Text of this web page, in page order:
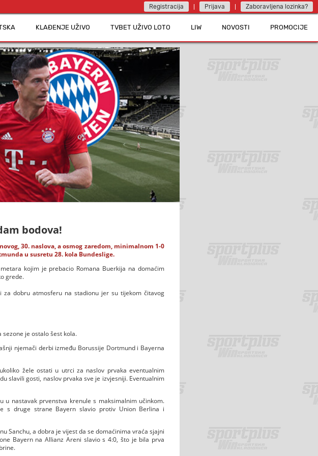
Registracija Prijava Zaboravljena lozinka?
KLAĐENJE UŽIVO TVBET UŽIVO LOTO LIW NOVOSTI PROMOCIJE
bodova!
30. naslova, a osmog zaredom, minimalnom 1-0
u susretu 28. kola Bundeslige.
kojim je prebacio Romana Buerkija na domaćim
grede.
dobru atmosferu na stadionu jer su tijekom čitavog
je ostalo šest kola.
njemači derbi između Borussije Dortmund i Bayerna
žele ostati u utrci za naslov prvaka eventualnim
slavili gosti, naslov prvaka sve je izvjesniji. Eventualnim
nastavak prvenstva krenule s maksimalnim učinkom.
s druge strane Bayern slavio protiv Union Berlina i
Sanchu, a dobra je vijest da se domaćinima vraća sjajni
Bayern na Allianz Areni slavio s 4:0, što je bila prva